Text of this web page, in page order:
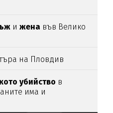
ижена във Велико
на Пловдив
убийство в
има и